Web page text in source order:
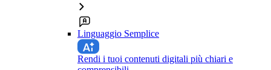
Linguaggio Semplice
Rendi i tuoi contenuti digitali più chiari e